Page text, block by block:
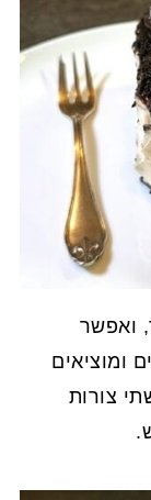
ואפשר
ומוציאים
צורות